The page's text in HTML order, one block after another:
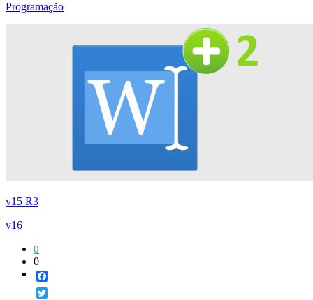
Programação
v15 R3
v16
0
0